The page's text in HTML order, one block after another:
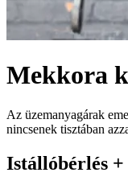
Mekkora
Az üzemanyagárak
nincsenek tisztában
Istállóbérlés